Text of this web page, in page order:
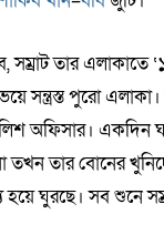
সম্রাট তার এলাকাতে
সন্ত্রস্ত পুরো
অফিসার। একদিন
তখন তার বোনের
হয়ে ঘুরছে। সব শুনে